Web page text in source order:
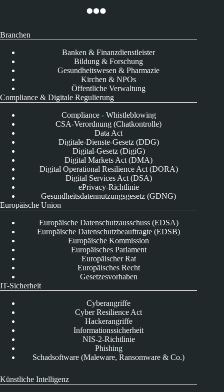
Branchen
Banken & Finanzdienstleister
Bildung & Forschung
Gesundheitswesen & Pharmazie
Kirchen & NPOs
Öffentliche Verwaltung
Compliance & Digitale Regulierung
Compliance - Whistleblowing
CSA-Verordnung (Chatkontrolle)
Data Act
Digitale-Dienste-Gesetz (DDG)
Digital-Gesetz (DigiG)
Digital Markets Act (DMA)
Digital Operational Resilience Act (DORA)
Digital Services Act (DSA)
ePrivacy-Richtlinie
Gesundheitsdatennutzungsgesetz (GDNG)
Europäische Union
Europäische Datenschutzausschuss (EDSA)
Europäische Datenschutzbeauftragte (EDSB)
Europäische Kommission
Europäisches Parlament
Europäischer Rat
Europäisches Recht
Gesetzesvorhaben
IT-Sicherheit
Cyberangriffe
Cyber Resilience Act
Hackerangriffe
Informationssicherheit
NIS-2-Richtlinie
Phishing
Schadsoftware (Maleware, Ransomware & Co.)
Künstliche Intelligenz